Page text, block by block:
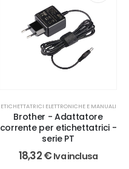
ETICHETTATRICI ELETTRONICHE E MANUALI
Brother - Adattatore
corrente per etichettatrici -
serie PT
18,32€ Iva inclusa